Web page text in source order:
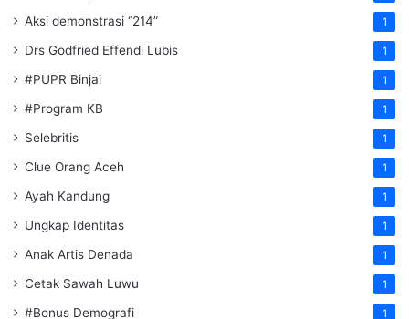
Aksi demonstrasi “214” 1
Drs Godfried Effendi Lubis 1
#PUPR Binjai 1
#Program KB 1
Selebritis 1
Clue Orang Aceh 1
Ayah Kandung 1
Ungkap Identitas 1
Anak Artis Denada 1
Cetak Sawah Luwu 1
#Bonus Demografi 1